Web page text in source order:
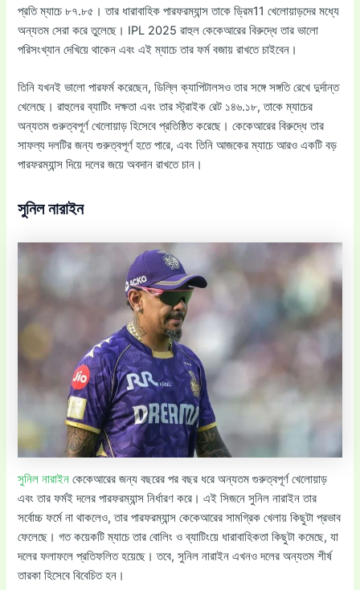
প্রতি ম্যাচে ৮৭.৮৫। তার ধারাবাহিক পারফরম্যান্স তাকে ড্রিম11 খেলোয়াড়দের মধ্যে
অন্যতম সেরা করে তুলেছে। IPL 2025 রাহুল কেকেআরের বিরুদ্ধে তার ভালো
পরিসংখ্যান দেখিয়ে থাকেন এবং এই ম্যাচে তার ফর্ম বজায় রাখতে চাইবেন।
তিনি যখনই ভালো পারফর্ম করেছেন, ডিল্লি ক্যাপিটালসও তার সঙ্গে সঙ্গতি রেখে দুর্দান্ত
খেলেছে। রাহুলের ব্যাটিং দক্ষতা এবং তার স্ট্রাইক রেট ১৪৬.১৮, তাকে ম্যাচের
অন্যতম গুরুত্বপূর্ণ খেলোয়াড় হিসেবে প্রতিষ্ঠিত করেছে। কেকেআরের বিরুদ্ধে তার
সাফল্য দলটির জন্য গুরুত্বপূর্ণ হতে পারে, এবং তিনি আজকের ম্যাচে আরও একটি বড়
পারফরম্যান্স দিয়ে দলের জয়ে অবদান রাখতে চান।
সুনিল নারাইন
সুনিল নারাইনকেকেআরের জন্য বছরের পর বছর ধরে অন্যতম গুরুত্বপূর্ণ খেলোয়াড়
এবং তার ফর্মই দলের পারফরম্যান্স নির্ধারণ করে। এই সিজনে সুনিল নারাইন তার
সর্বোচ্চ ফর্মে না থাকলেও, তার পারফরম্যান্স কেকেআরের সামগ্রিক খেলায় কিছুটা প্রভাব
ফেলেছে। গত কয়েকটি ম্যাচে তার বোলিং ও ব্যাটিংয়ে ধারাবাহিকতা কিছুটা কমেছে, যা
দলের ফলাফলে প্রতিফলিত হয়েছে। তবে, সুনিল নারাইন এখনও দলের অন্যতম শীর্ষ
তারকা হিসেবে বিবেচিত হন।